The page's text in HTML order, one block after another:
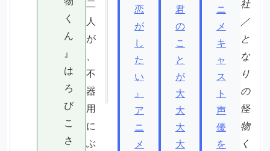
く
ん
』
は
ろ
び
こ
さ
二
人
が
、
不
器
用
に
ぶ
恋
が
し
た
い
』
ア
ニ
メ
君
の
こ
と
が
大
大
大
大
ニ
メ
キ
ャ
ス
ト
声
優
を
社
／
と
な
り
の
怪
物
く